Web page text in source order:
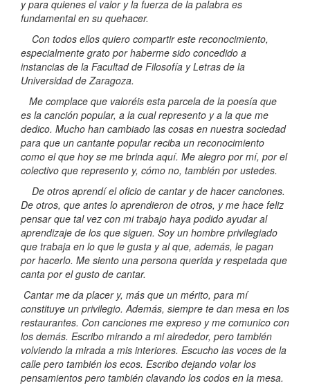
y para quienes el valor y la fuerza de la palabra es
fundamental en su quehacer.
Con todos ellos quiero compartir este reconocimiento,
especialmente grato por haberme sido concedido a
instancias de la Facultad de Filosofía y Letras de la
Universidad de Zaragoza.
Me complace que valoréis esta parcela de la poesía que
es la canción popular, a la cual represento y a la que me
dedico. Mucho han cambiado las cosas en nuestra sociedad
para que un cantante popular reciba un reconocimiento
como el que hoy se me brinda aquí. Me alegro por mí, por el
colectivo que represento y, cómo no, también por ustedes.
De otros aprendí el oficio de cantar y de hacer canciones.
De otros, que antes lo aprendieron de otros, y me hace feliz
pensar que tal vez con mi trabajo haya podido ayudar al
aprendizaje de los que siguen. Soy un hombre privilegiado
que trabaja en lo que le gusta y al que, además, le pagan
por hacerlo. Me siento una persona querida y respetada que
canta por el gusto de cantar.
Cantar me da placer y, más que un mérito, para mí
constituye un privilegio. Además, siempre te dan mesa en los
restaurantes. Con canciones me expreso y me comunico con
los demás. Escribo mirando a mi alrededor, pero también
volviendo la mirada a mis interiores. Escucho las voces de la
calle pero también los ecos. Escribo dejando volar los
pensamientos pero también clavando los codos en la mesa.